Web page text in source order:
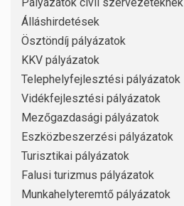
Álláshirdetések
Ösztöndíj pályázatok
KKV pályázatok
Telephelyfejlesztési pályázatok
Vidékfejlesztési pályázatok
Mezőgazdasági pályázatok
Eszközbeszerzési pályázatok
Turisztikai pályázatok
Falusi turizmus pályázatok
Munkahelyteremtő pályázatok